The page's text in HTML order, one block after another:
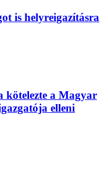
is helyreigazításra
kötelezte a Magyar
elleni